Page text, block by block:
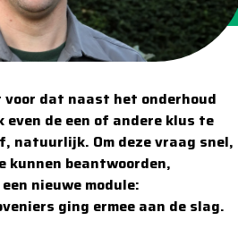
voor dat naast het onderhoud
even de een of andere klus te
natuurlijk. Om deze vraag snel,
kunnen beantwoorden,
nieuwe module:
ging ermee aan de slag.